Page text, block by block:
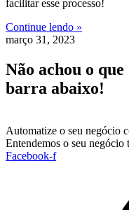
facilitar esse processo!
Continue lendo »
março 31, 2023
Não achou o
barra abaixo!
Automatize o seu negócio
Entendemos o seu negócio
Facebook-f